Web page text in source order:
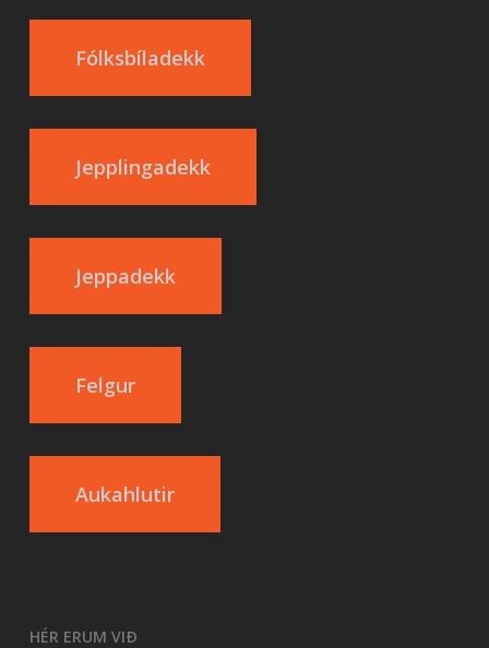
Fólksbíladekk
Jepplingadekk
Jeppadekk
Felgur
Aukahlutir
HÉR ERUM VIÐ